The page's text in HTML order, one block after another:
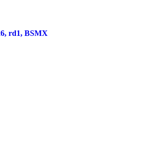
rd1, BSMX